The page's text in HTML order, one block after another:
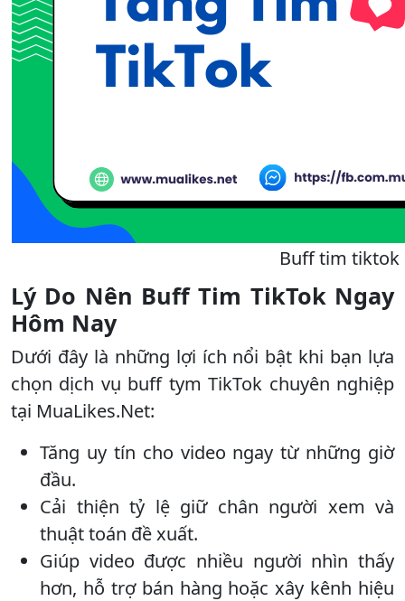
Buff tim tiktok
Lý Do Nên Buff Tim TikTok Ngay
Hôm Nay
Dưới đây là những lợi ích nổi bật khi bạn lựa
chọn dịch vụ buff tym TikTok chuyên nghiệp
tại MuaLikes.Net:
Tăng uy tín cho video ngay từ những giờ
đầu.
Cải thiện tỷ lệ giữ chân người xem và
thuật toán đề xuất.
Giúp video được nhiều người nhìn thấy
hơn, hỗ trợ bán hàng hoặc xây kênh hiệu